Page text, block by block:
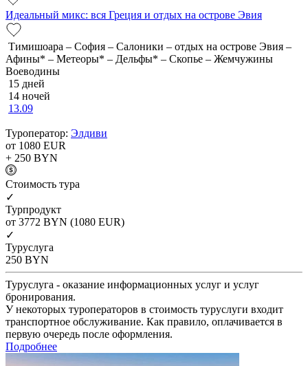
Идеальный микс: вся Греция и отдых на острове Эвия
Тимишоара – София – Салоники – отдых на острове Эвия –
Афины* – Метеоры* – Дельфы* – Скопье – Жемчужины
Воеводины
15 дней
14 ночей
13.09
Туроператор: Элдиви
от 1080 EUR
+ 250 BYN
Cтоимость тура
✓
Турпродукт
от 3772 BYN (1080 EUR)
✓
Туруслуга
250 BYN
Туруслуга - оказание информационных услуг и услуг
бронирования.
У некоторых туроператоров в стоимость туруслуги входит
транспортное обслуживание. Как правило, оплачивается в
первую очередь после оформления.
Подробнее